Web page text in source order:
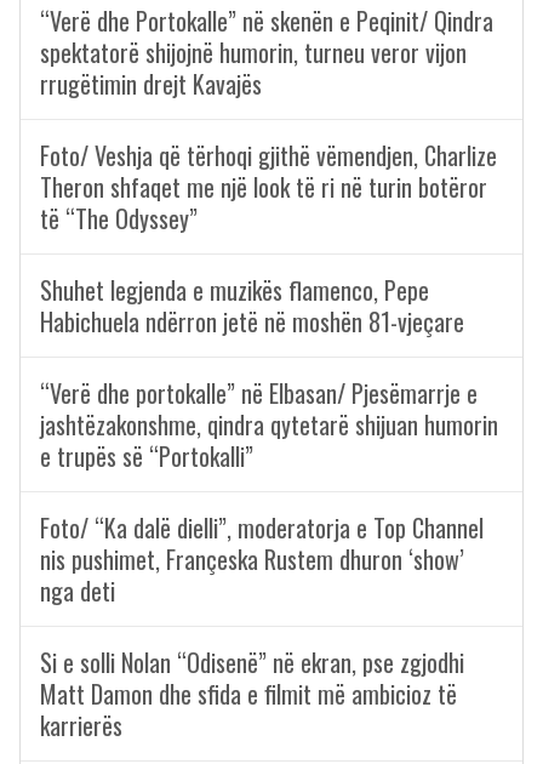
“Verë dhe Portokalle” në skenën e Peqinit/ Qindra
spektatorë shijojnë humorin, turneu veror vijon
rrugëtimin drejt Kavajës
Foto/ Veshja që tërhoqi gjithë vëmendjen, Charlize
Theron shfaqet me një look të ri në turin botëror
të “The Odyssey”
Shuhet legjenda e muzikës flamenco, Pepe
Habichuela ndërron jetë në moshën 81-vjeçare
“Verë dhe portokalle” në Elbasan/ Pjesëmarrje e
jashtëzakonshme, qindra qytetarë shijuan humorin
e trupës së “Portokalli”
Foto/ “Ka dalë dielli”, moderatorja e Top Channel
nis pushimet, Françeska Rustem dhuron ‘show’
nga deti
Si e solli Nolan “Odisenë” në ekran, pse zgjodhi
Matt Damon dhe sfida e filmit më ambicioz të
karrierës